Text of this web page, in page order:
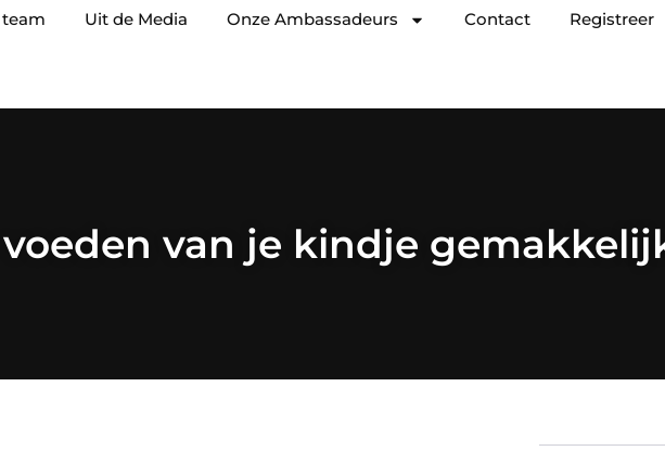
Uit de Media Onze Ambassadeurs Contact Registreer
van je kindje